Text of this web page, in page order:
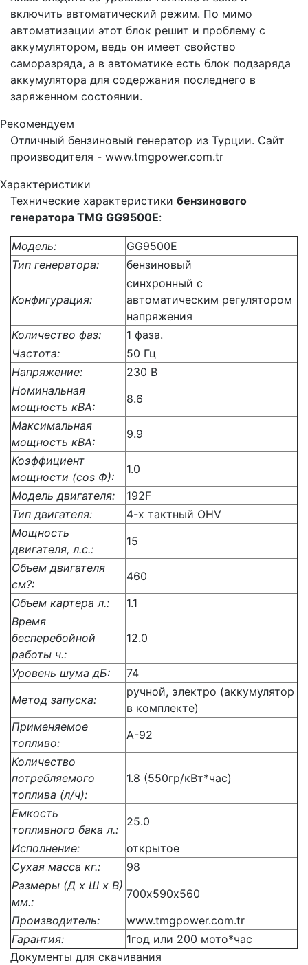
включить автоматический режим. По мимо
автоматизации этот блок решит и проблему с
аккумулятором, ведь он имеет свойство
саморазряда, а в автоматике есть блок подзаряда
аккумулятора для содержания последнего в
заряженном состоянии.
Рекомендуем
Отличный бензиновый генератор из Турции. Сайт
производителя - www.tmgpower.com.tr
Характеристики
Технические характеристики бензинового
генератора TMG GG9500E:
Модель:
GG9500E
Тип генератора:
бензиновый
Конфигурация:
синхронный с
автоматическим регулятором
напряжения
Количество фаз:
1 фаза.
Частота:
50 Гц
Напряжение:
230 В
Номинальная
мощность кВА:
8.6
Максимальная
мощность кВА:
9.9
Коэффициент
мощности (cos Ф):
1.0
Модель двигателя:
192F
Тип двигателя:
4-х тактный OHV
Мощность
двигателя, л.с.:
15
Объем двигателя
см?:
460
Объем картера л.:
1.1
Время
бесперебойной
работы ч.:
12.0
Уровень шума дБ:
74
Метод запуска:
ручной, электро (аккумулятор
в комплекте)
Применяемое
топливо:
А-92
Количество
потребляемого
топлива (л/ч):
1.8 (550гр/кВт*час)
Емкость
топливного бака л.:
25.0
Исполнение:
открытое
Сухая масса кг.:
98
Размеры (Д x Ш x В)
мм.:
700х590х560
Производитель:
www.tmgpower.com.tr
Гарантия:
1год или 200 мото*час
Документы для скачивания